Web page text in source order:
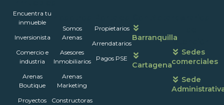
Encuentra tu
inmueble
Inversionista
Comercio e
industria
Arenas
Boutique
Proyectos
Somos
Arenas
Asesores
Inmobiliarios
Arenas
Marketing
Constructoras
Propietarios
Arrendatarios
Pagos PSE
Barranquilla
Cartagena
atención
Sedes
comerciales
Sede